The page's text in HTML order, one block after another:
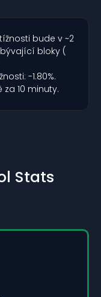
bude v ~2
bloky (
-1.80%.
10 minuty.
Stats